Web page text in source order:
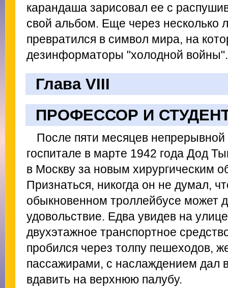
карандаша зарисовал ее с
свой альбом. Еще через несколько
превратился в символ мира, на
дезинформаторы "холодной войны".
Глава VIII
ПРОФЕССОР И
После пяти месяцев
госпитале в марте 1942 года Дод
в Москву за новым хирургическим
Признаться, никогда он не думал,
обыкновенном троллейбусе может
удовольствие. Едва увидев на
двухэтажное транспортное
пробился через толпу пешеходов,
пассажирами, с наслаждением дал
вдавить на верхнюю палубу.